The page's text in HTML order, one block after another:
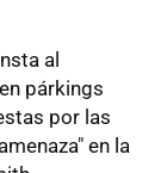
al
párkings
por las
en la